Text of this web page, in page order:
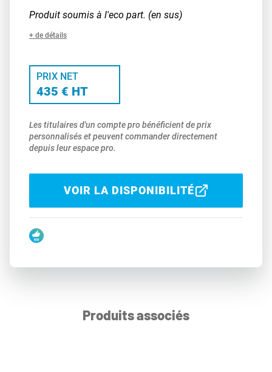
Produit soumis à l'eco part. (en sus)
+ de détails
PRIX NET
435 € HT
Les titulaires d'un compte pro bénéficient de prix
personnalisés et peuvent commander directement
depuis leur espace pro.
VOIR LA DISPONIBILITÉ
Produits associés